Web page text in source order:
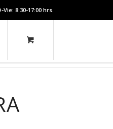
8:30-17:00 hrs.